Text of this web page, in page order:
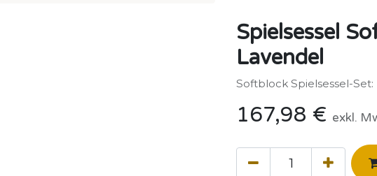
Spielsessel
Lavendel
Softblock Spielsessel-
167,98 € exkl.